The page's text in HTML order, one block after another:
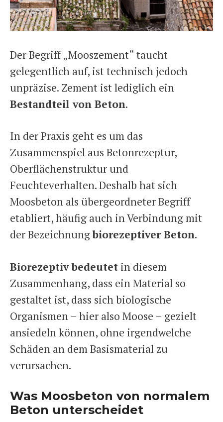
Der Begriff „Mooszement“ taucht
gelegentlich auf, ist technisch jedoch
unpräzise. Zement ist lediglich ein
Bestandteil von Beton.
In der Praxis geht es um das
Zusammenspiel aus Betonrezeptur,
Oberflächenstruktur und
Feuchteverhalten. Deshalb hat sich
Moosbeton als übergeordneter Begriff
etabliert, häufig auch in Verbindung mit
der Bezeichnungbiorezeptiver Beton.
Biorezeptiv bedeutet in diesem
Zusammenhang, dass ein Material so
gestaltet ist, dass sich biologische
Organismen – hier also Moose – gezielt
ansiedeln können, ohne irgendwelche
Schäden an dem Basismaterial zu
verursachen.
Was Moosbeton von normalem
Beton unterscheidet